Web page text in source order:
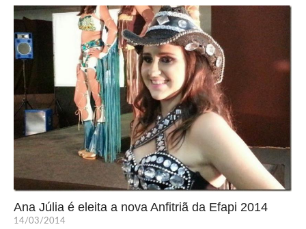
Ana Júlia é eleita a nova Anfitriã da Efapi 2014
14/03/2014